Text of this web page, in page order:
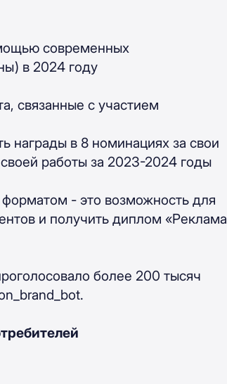
современных
в 2024 году
связанные с участием
награды в 8 номинациях за свои
работы за 2023-2024 годы
- это возможность для
и получить диплом «Реклама
более 200 тысяч